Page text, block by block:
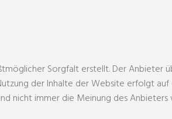
Sorgfalt erstellt. Der Anbieter
der Inhalte der Website erfolgt
nicht immer die Meinung des Anbieters